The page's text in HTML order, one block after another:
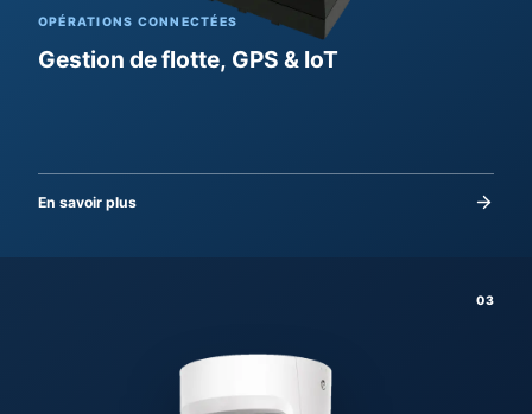
OPÉRATIONS CONNECTÉES
Gestion de flotte, GPS & IoT
En savoir plus
03